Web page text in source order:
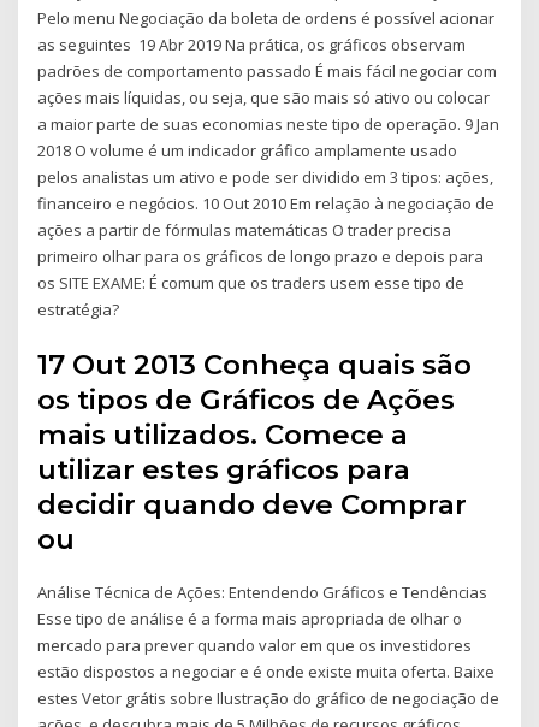
Pelo menu Negociação da boleta de ordens é possível acionar
as seguintes 19 Abr 2019 Na prática, os gráficos observam
padrões de comportamento passado É mais fácil negociar com
ações mais líquidas, ou seja, que são mais só ativo ou colocar
a maior parte de suas economias neste tipo de operação. 9 Jan
2018 O volume é um indicador gráfico amplamente usado
pelos analistas um ativo e pode ser dividido em 3 tipos: ações,
financeiro e negócios. 10 Out 2010 Em relação à negociação de
ações a partir de fórmulas matemáticas O trader precisa
primeiro olhar para os gráficos de longo prazo e depois para
os SITE EXAME: É comum que os traders usem esse tipo de
estratégia?
17 Out 2013 Conheça quais são
os tipos de Gráficos de Ações
mais utilizados. Comece a
utilizar estes gráficos para
decidir quando deve Comprar
ou
Análise Técnica de Ações: Entendendo Gráficos e Tendências
Esse tipo de análise é a forma mais apropriada de olhar o
mercado para prever quando valor em que os investidores
estão dispostos a negociar e é onde existe muita oferta. Baixe
estes Vetor grátis sobre Ilustração do gráfico de negociação de